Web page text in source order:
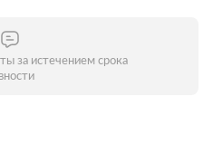
за истечением срока